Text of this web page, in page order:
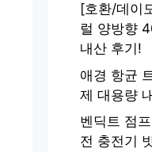
[호환/데이
럴 양방향
내산 후기!
애경 항균
제 대용량
벤딕트 점
전 충전기